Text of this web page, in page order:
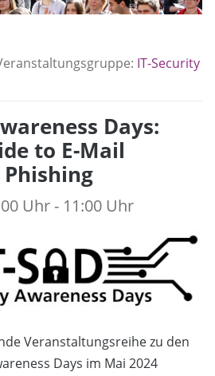
IT-Security
Days:
to E-Mail
Uhr - 11:00 Uhr
Veranstaltungsreihe zu den
Days im Mai 2024